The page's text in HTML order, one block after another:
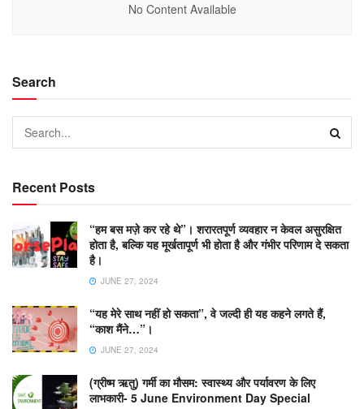
No Content Available
Search
Recent Posts
“हम बस मज़े कर रहे थे”। शरारतपूर्ण व्यवहार न केवल असुरक्षित
होता है, बल्कि यह मूर्खतापूर्ण भी होता है और गंभीर परिणाम दे सकता
है।
JUNE 27, 2024
“यह मेरे साथ नहीं हो सकता”, वे जल्दी ही यह कहने लगते हैं,
“काश मैंने…”।
JUNE 27, 2024
(ग्रीष्म ऋतु) गर्मी का मौसम: स्वास्थ्य और पर्यावरण के लिए
लाभकारी- 5 June Environment Day Special